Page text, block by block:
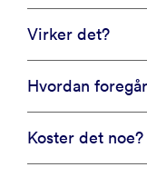
Virker det?
Hvordan
Koster det noe?